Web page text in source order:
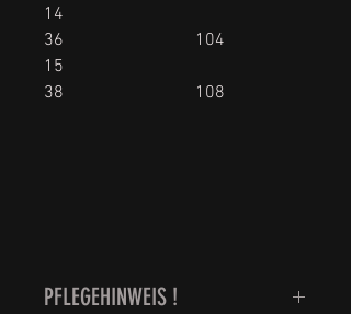
14
36 104
15
38 108
PFLEGEHINWEIS !